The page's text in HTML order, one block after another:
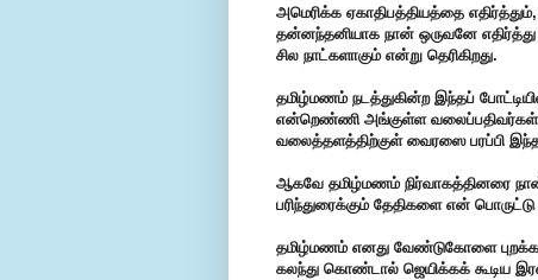
அமெரிக்க ஏகாதிபத்தியத்தை
தன்னந்தனியாக நான் ஒருவனே
சில நாட்களாகும் என்று தெரிகிறது.
தமிழ்மணம் நடத்துகின்ற இந்தப்
என்றெண்ணி அங்குள்ள வலைப்பதிவர்கள்
வலைத்தளத்திற்குள் வைரஸை பரப்பி
ஆகவே தமிழ்மணம் நிர்வாகத்தினரை
பரிந்துரைக்கும் தேதிகளை என்
தமிழ்மணம் எனது வேண்டுகோளை
கலந்து கொண்டால் ஜெயிக்கக் கூடிய